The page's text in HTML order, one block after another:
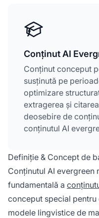
Conținut AI
Conținut conceput
susținută pe
optimizare
extragerea și
deosebire de
conținutul AI
semnalele de
influența în
motoarele de
Definiție & Concept de
Conținutul AI evergreen
fundamentală a
conceput special
modele lingvistice de